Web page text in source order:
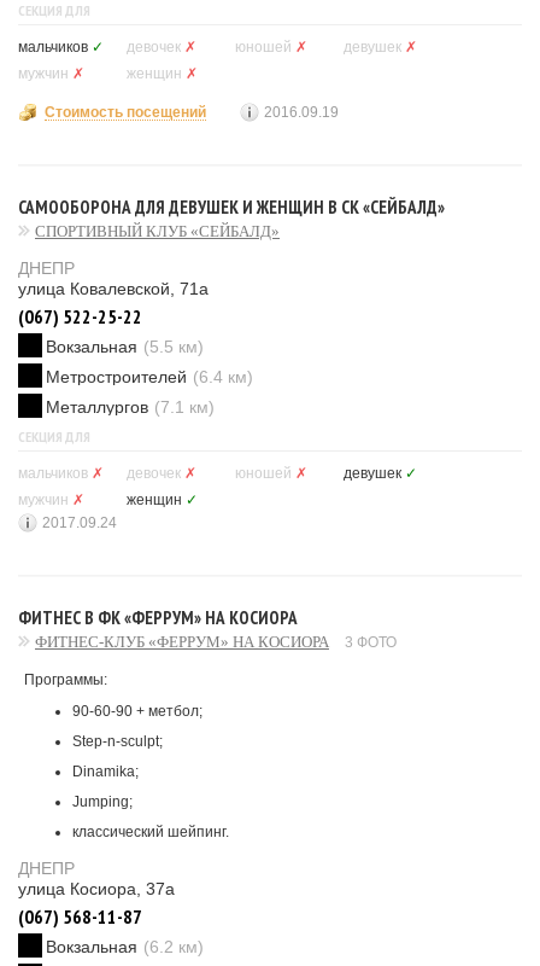
СЕКЦИЯ ДЛЯ
мальчиков ✓ девочек ✗ юношей ✗ девушек ✗
мужчин ✗ женщин ✗
Стоимость посещений 2016.09.19
САМООБОРОНА ДЛЯ ДЕВУШЕК И ЖЕНЩИН В СК «СЕЙБАЛД»
СПОРТИВНЫЙ КЛУБ «СЕЙБАЛД»
ДНЕПР
улица Ковалевской, 71а
(067) 522-25-22
Вокзальная (5.5 км)
Метростроителей (6.4 км)
Металлургов (7.1 км)
СЕКЦИЯ ДЛЯ
мальчиков ✗ девочек ✗ юношей ✗ девушек ✓
мужчин ✗ женщин ✓
2017.09.24
ФИТНЕС В ФК «ФЕРРУМ» НА КОСИОРА
ФИТНЕС-КЛУБ «ФЕРРУМ» НА КОСИОРА 3 ФОТО
Программы:
90-60-90 + метбол;
Step-n-sculpt;
Dinamika;
Jumping;
классический шейпинг.
ДНЕПР
улица Косиора, 37а
(067) 568-11-87
Вокзальная (6.2 км)